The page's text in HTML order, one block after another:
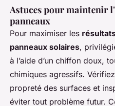
Astuces pour maintenir
panneaux
Pour maximiser les
panneaux solaires,
à l’aide d’un chiffon doux,
chimiques agressifs.
propreté des surfaces et
éviter tout problème futur.